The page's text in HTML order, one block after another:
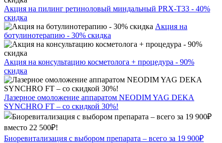
Акция на пилинг ретиноловый миндальный PRX-T33 - 40%
скидка
Акция на
ботулинотерапию - 30% скидка
Акция на консультацию косметолога + процедура - 90%
скидка
Лазерное омоложение аппаратом NEODIM YAG DEKA
SYNCHRO FT – со скидкой 30%!
Биоревитализация с выбором препарата – всего за 19 900₽